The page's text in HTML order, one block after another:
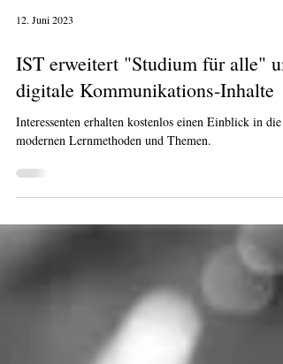
12. Juni 2023
IST erweitert "Studium für alle" um
digitale Kommunikations-Inhalte
modernen Lernmethoden und Themen.